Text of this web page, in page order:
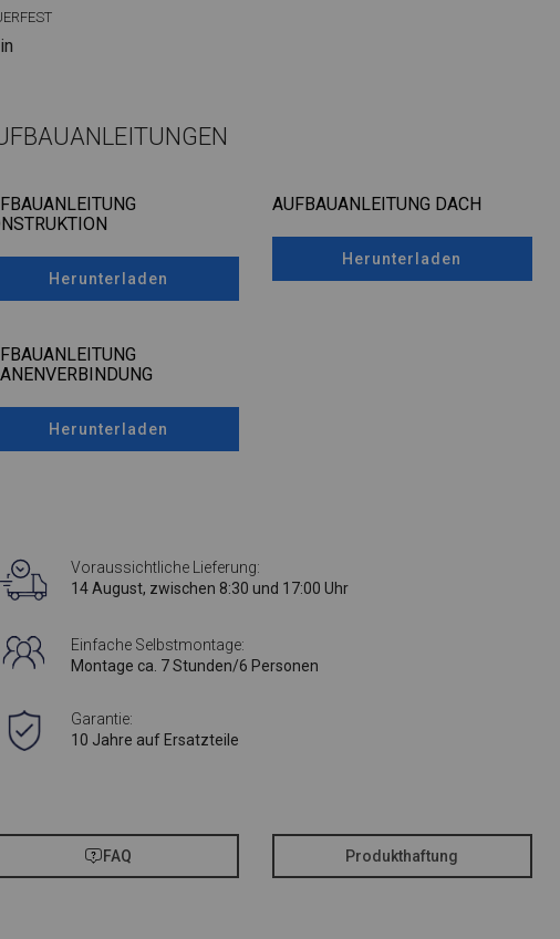
Herunterladen
AUFBAUANLEITUNG DACH
Herunterladen
Herunterladen
Voraussichtliche Lieferung:
14 August, zwischen 8:30 und 17:00 Uhr
Einfache Selbstmontage:
Montage ca. 7 Stunden/6 Personen
Garantie:
10 Jahre auf Ersatzteile
FAQ Produkthaftung